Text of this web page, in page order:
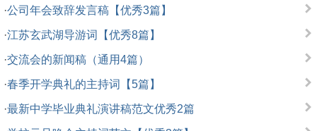
·公司年会致辞发言稿【优秀3篇】
·江苏玄武湖导游词【优秀8篇】
·交流会的新闻稿（通用4篇）
·春季开学典礼的主持词【5篇】
·最新中学毕业典礼演讲稿范文优秀2篇